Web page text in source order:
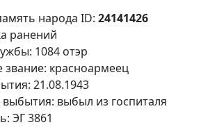
народа ID: 24141426
ранений
1084 отэр
звание: красноармеец
21.08.1943
выбыл из госпиталя
ЭГ 3861